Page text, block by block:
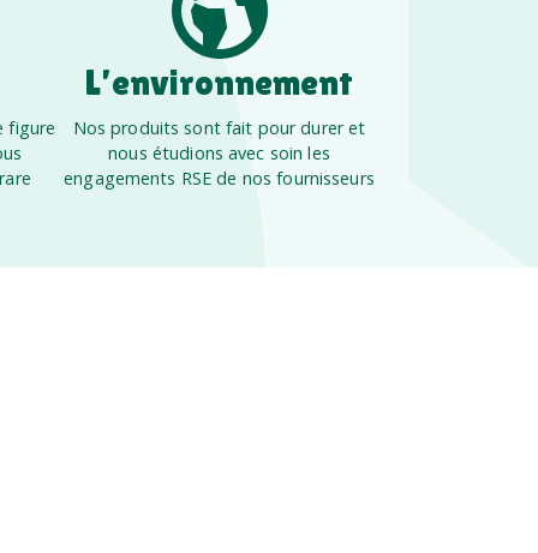
figure
L’environnement
Nos produits sont fait pour durer et
nous étudions avec soin les
engagements RSE de nos fournisseurs